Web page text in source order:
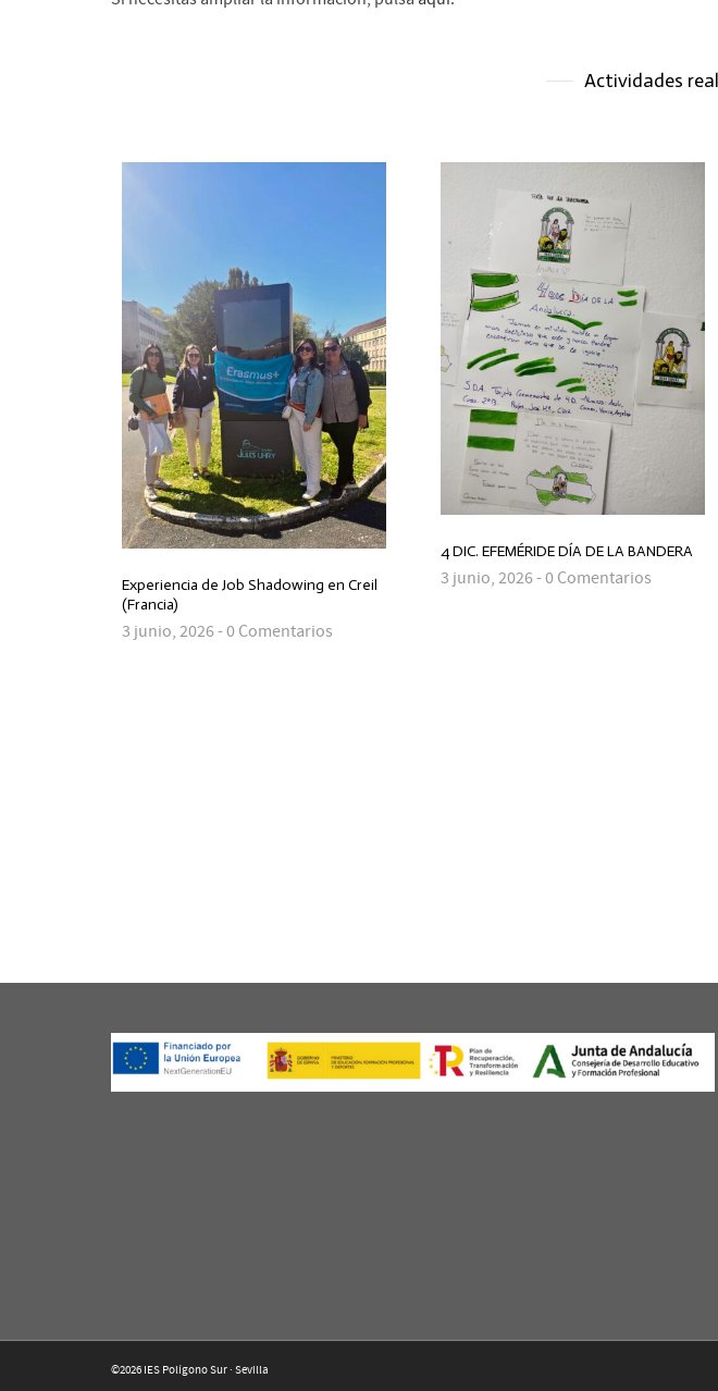
Actividades
Experiencia de Job Shadowing en Creil
(Francia)
3 junio, 2026 - 0 Comentarios
4 DIC. EFEMÉRIDE DÍA DE LA BANDERA
3 junio, 2026 - 0 Comentarios
©2026 IES Polígono Sur · Sevilla